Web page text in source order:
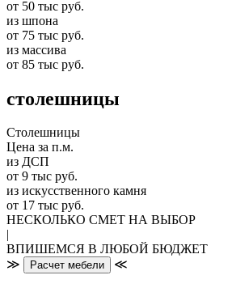
от 50 тыс руб.
из шпона
от 75 тыс руб.
из массива
от 85 тыс руб.
столешницы
Столешницы
Цена за п.м.
из ДСП
от 9 тыс руб.
из искусственного камня
от 17 тыс руб.
НЕСКОЛЬКО СМЕТ НА ВЫБОР
|
ВПИШЕМСЯ В ЛЮБОЙ БЮДЖЕТ
≫
Расчет мебели ≪